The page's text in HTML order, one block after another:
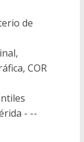
de
COR
- --